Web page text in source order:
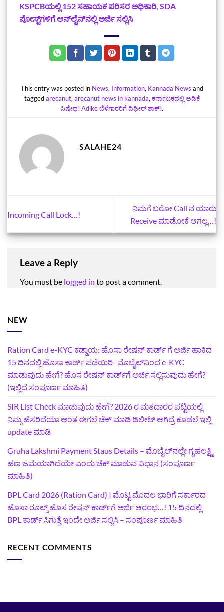
KSPCBಯಲ್ಲಿ 152 ಸಹಾಯಕ ಪರಿಸರ ಅಧಿಕಾರಿ, SDA
ಪೋಸ್ಟ್‌ಗಳಿಗೆ ಆನ್‌ಲೈನ್‌ನಲ್ಲಿ ಅರ್ಜಿ ಸಲ್ಲಿಸಿ
This entry was posted in News, Information, Kannada News and
taggedarecanut, arecanut news in kannada, ಕರ್ನಾಟಕದಲ್ಲಿ ಅಡಿಕೆ
ನಿಷೇಧ! Adike ಬೆಳೆಗಾರರಿಗೆ ದಿಢೀರ್ ಶಾಕ್‌!.
SALAHE24
Incoming Call Lock…!
ನಿಮಗೆ ಬರೋ Call ನ ಯಾರು
Receive ಮಾಡೋಕೆ ಆಗಲ್ಲ…!
Leave a Reply
You must be logged in to post a comment.
NEW
Ration Card e-KYC ಕಡ್ಡಾಯ: ಹೊಸಾ ರೇಷನ್‌ ಕಾರ್ಡ್‌ ಗೆ ಅರ್ಜಿ ಹಾಕಿದ
15 ದಿನದಲ್ಲಿ ಹೊಸಾ ಕಾರ್ಡ್‌ ಪಡೆಯಿರಿ- ಮೊಬೈಲ್‌ನಿಂದ e-KYC
ಮಾಡುವುದು ಹೇಗೆ? ಹೊಸ ರೇಷನ್ ಕಾರ್ಡ್‌ಗೆ ಅರ್ಜಿ ಸಲ್ಲಿಸುವುದು ಹೇಗೆ?
(ಇಲ್ಲಿದೆ ಸಂಪೂರ್ಣ ಮಾಹಿತಿ)
SIR List Check ಮಾಡುವುದು ಹೇಗೆ? 2026 ರ ಮತದಾರರ ಪಟ್ಟಿಯಲ್ಲಿ
ನಿಮ್ಮ ಹೆಸರಿದೆಯಾ ಅಂತ ಈಗಲೆ ಚೆಕ್‌ ಮಾಡಿ ಡಿಲೀಟ್‌ ಆಗಿದ್ರೆ ಕೂಡಲೆ ಇಲ್ಲಿ
update ಮಾಡಿ
Gruha Lakshmi Payment Staus Details – ಮೊಬೈಲ್‌ನಲ್ಲೇ ಗೃಹಲಕ್ಷ್ಮಿ
ಹಣ ಜಮೆಯಾಗಿದೆಯೇ ಎಂದು ಚೆಕ್ ಮಾಡುವ ವಿಧಾನ (ಸಂಪೂರ್ಣ
ಮಾಹಿತಿ)
BPL Card 2026 (Ration Card) | ಮೊಟ್ಟ ಮೊದಲ ಭಾರಿಗೆ ಸರ್ಕಾರದ
ಹೊಸಾ ರೂಲ್ಸ್ ಹೊಸ ರೇಷನ್ ಕಾರ್ಡ್‌ಗೆ ಅರ್ಜಿ ಆರಂಭ…! 15 ದಿನದಲ್ಲಿ
BPL ಕಾರ್ಡ್ ಸಿಗುತ್ತೆ ಇಂದೇ ಅರ್ಜಿ ಸಲ್ಲಿಸಿ – ಸಂಪೂರ್ಣ ಮಾಹಿತಿ
RECENT COMMENTS